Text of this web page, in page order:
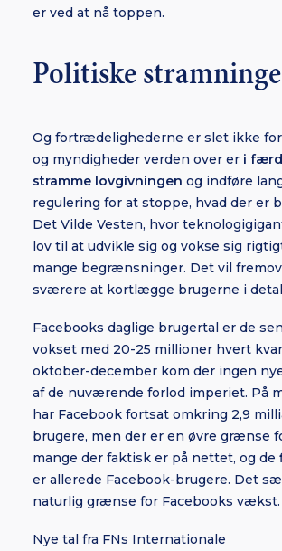
er ved at nå toppen.
Politiske
Og fortrædelighederne er slet ikke
og myndigheder verden over er i
stramme lovgivningen og indføre
regulering for at stoppe, hvad der er
Det Vilde Vesten, hvor
lov til at udvikle sig og vokse sig
mange begrænsninger. Det vil
sværere at kortlægge brugerne i
Facebooks daglige brugertal er de
vokset med 20-25 millioner hvert
oktober-december kom der ingen
af de nuværende forlod imperiet. På
har Facebook fortsat omkring 2,9
brugere, men der er en øvre grænse
mange der faktisk er på nettet, og de
er allerede Facebook-brugere. Det
naturlig grænse for Facebooks vækst.
Nye tal fra FNs Internationale